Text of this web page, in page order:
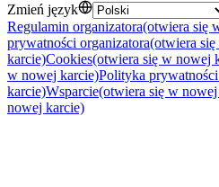
Zmień język
Regulamin organizatora(otwiera się
prywatności organizatora(otwiera
karcie)Cookies(otwiera się w nowej
w nowej karcie)Polityka
karcie)Wsparcie(otwiera się w
nowej karcie)